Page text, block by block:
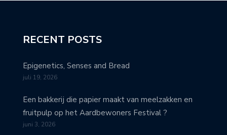
RECENT POSTS
Epigenetics, Senses and Bread
juli 19, 2026
Een bakkerij die papier maakt van meelzakken en
fruitpulp op het Aardbewoners Festival ?
juni 3, 2026